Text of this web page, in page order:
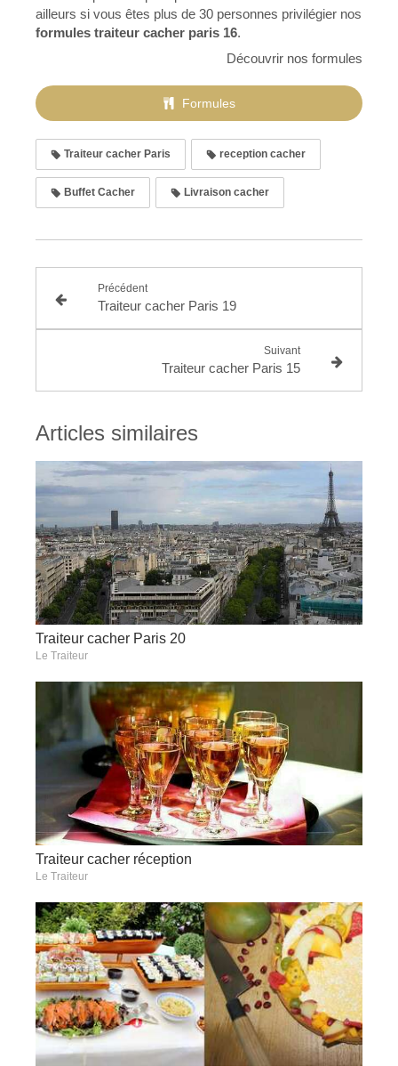
ailleurs si vous êtes plus de 30 personnes privilégier nos
formules traiteur cacher paris 16.
Découvrir nos formules
Formules
Traiteur cacher Paris reception cacher
Buffet Cacher Livraison cacher
Précédent
Traiteur cacher Paris 19
Suivant
Traiteur cacher Paris 15
Articles similaires
Traiteur cacher Paris 20
Le Traiteur
Traiteur cacher réception
Le Traiteur